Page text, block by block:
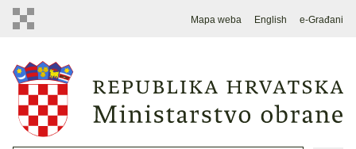
Mapa weba English e-Građani